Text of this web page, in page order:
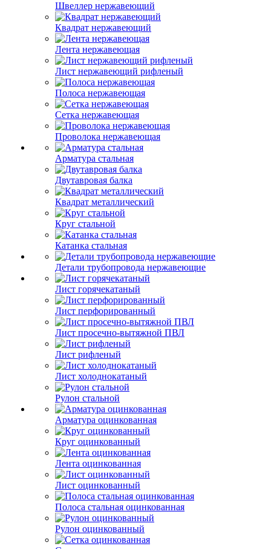
Швеллер нержавеющий
Квадрат нержавеющий
Лента нержавеющая
Лист нержавеющий рифленый
Полоса нержавеющая
Сетка нержавеющая
Проволока нержавеющая
Арматура стальная
Двутавровая балка
Квадрат металлический
Круг стальной
Катанка стальная
Детали трубопровода нержавеющие
Лист горячекатаный
Лист перфорированный
Лист просечно-вытяжной ПВЛ
Лист рифленый
Лист холоднокатаный
Рулон стальной
Арматура оцинкованная
Круг оцинкованный
Лента оцинкованная
Лист оцинкованный
Полоса стальная оцинкованная
Рулон оцинкованный